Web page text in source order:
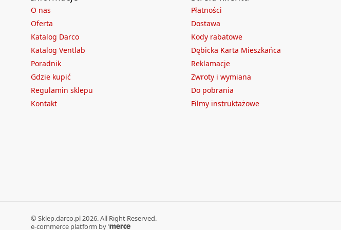
O nas
Oferta
Katalog Darco
Katalog Ventlab
Poradnik
Gdzie kupić
Regulamin sklepu
Kontakt
Płatności
Dostawa
Kody rabatowe
Dębicka Karta Mieszkańca
Reklamacje
Zwroty i wymiana
Do pobrania
Filmy instruktażowe
© Sklep.darco.pl2026. All Right Reserved.
e-commerce platform by